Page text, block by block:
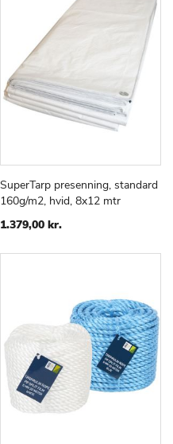
Læg i kurv
TILFØJ
TIL
SuperTarp presenning, standard
160g/m2, hvid, 8x12 mtr
1.379,00 kr.